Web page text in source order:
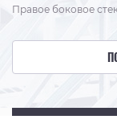
Правое боковое